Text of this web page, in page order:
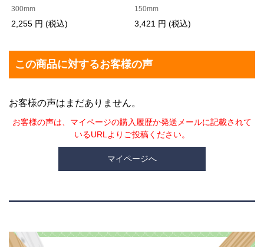
300mm
2,255 円 (税込)
150mm
3,421 円 (税込)
この商品に対するお客様の声
お客様の声はまだありません。
お客様の声は、マイページの購入履歴か発送メールに記載されて
いるURLよりご投稿ください。
マイページへ